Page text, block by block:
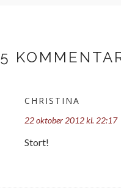
5
CHRISTINA
22 oktober 2012 kl. 22:17
Stort!